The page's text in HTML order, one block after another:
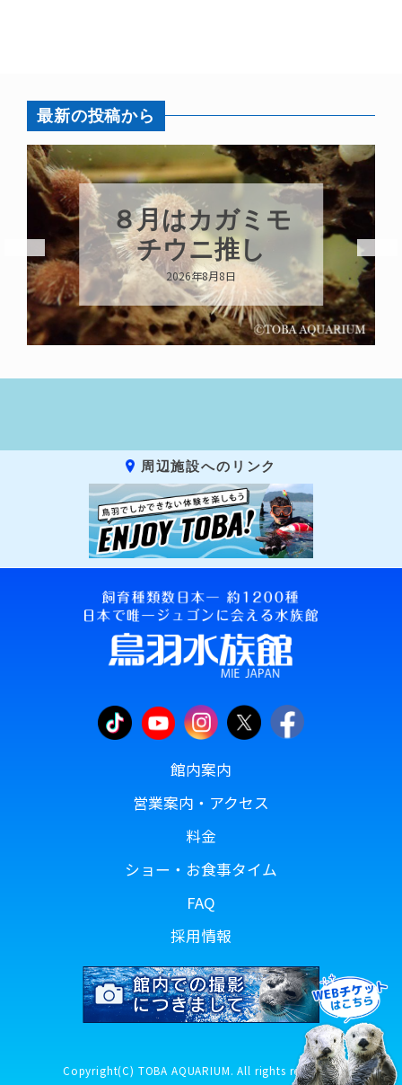
最新の投稿から
８月はカガミモ
チウニ推し
2026年8月8日
周辺施設へのリンク
館内案内
営業案内・アクセス
料金
ショー・お食事タイム
FAQ
採用情報
Copyright(C) TOBA AQUARIUM. All rights reserved.